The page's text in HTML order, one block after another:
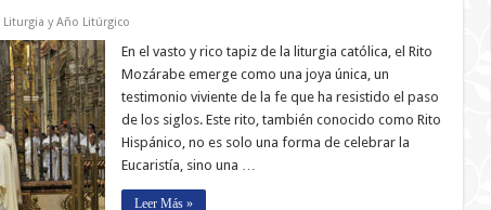
Liturgia y Año Litúrgico
En el vasto y rico tapiz de la liturgia católica, el Rito
Mozárabe emerge como una joya única, un
testimonio viviente de la fe que ha resistido el paso
de los siglos. Este rito, también conocido como Rito
Hispánico, no es solo una forma de celebrar la
Eucaristía, sino una …
Leer Más »